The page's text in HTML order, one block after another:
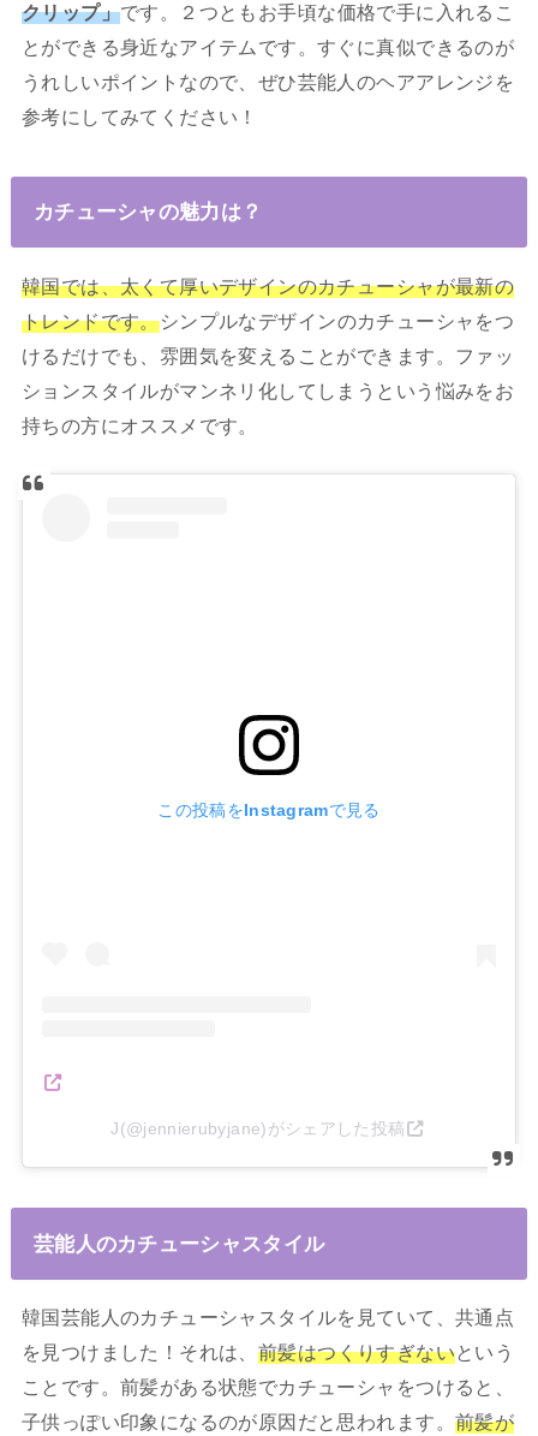
クリップ」です。２つともお手頃な価格で手に入れるこ
とができる身近なアイテムです。すぐに真似できるのが
うれしいポイントなので、ぜひ芸能人のヘアアレンジを
参考にしてみてください！
カチューシャの魅力は？
韓国では、太くて厚いデザインのカチューシャが最新の
トレンドです。シンプルなデザインのカチューシャをつ
けるだけでも、雰囲気を変えることができます。ファッ
ションスタイルがマンネリ化してしまうという悩みをお
持ちの方にオススメです。
この投稿をInstagramで見る
J(@jennierubyjane)がシェアした投稿
芸能人のカチューシャスタイル
韓国芸能人のカチューシャスタイルを見ていて、共通点
を見つけました！それは、 前髪はつくりすぎないという
ことです。前髪がある状態でカチューシャをつけると、
子供っぽい印象になるのが原因だと思われます。 前髪が